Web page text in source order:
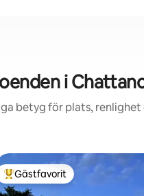
i
betyg för plats, renlighet
Populär gästfavorit
Gästfavorit